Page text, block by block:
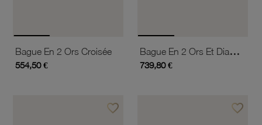
Bague En 2 Ors Croisée
554,50 €
Bague En 2 Ors Et Diamant
739,80 €
favorite_borderAjouter à vos favoris favorite_borderAjouter